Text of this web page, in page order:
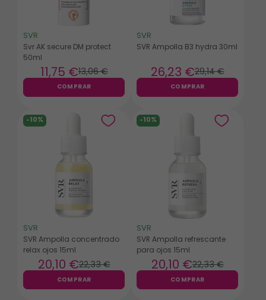
SVR
Svr AK secure DM protect
50ml
13,06 €
11,75 €
COMPRAR
SVR
SVR Ampolla B3 hydra 30ml
29,14 €
26,23 €
COMPRAR
-10%
SVR
SVR Ampolla concentrado
relax ojos 15ml
22,33 €
20,10 €
COMPRAR
-10%
SVR
SVR Ampolla refrescante
para ojos 15ml
22,33 €
20,10 €
COMPRAR